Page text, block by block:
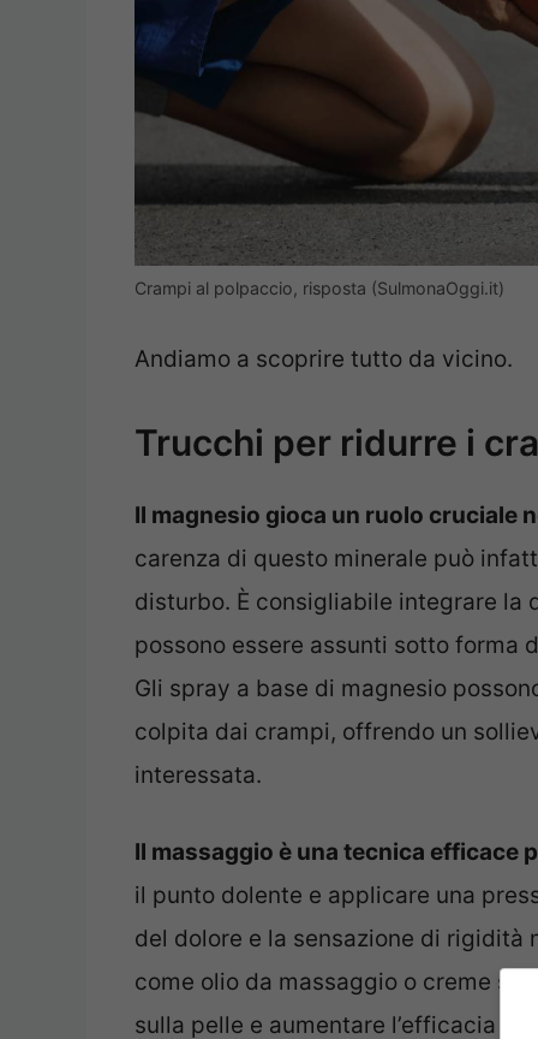
Crampi al polpaccio, risposta (SulmonaOggi.it)
Andiamo a scoprire tutto da vicino.
Trucchi per ridurre i
Il magnesio gioca un ruolo cruciale
carenza di questo minerale può
disturbo. È consigliabile integrare la
possono essere assunti sotto forma
Gli spray a base di magnesio
colpita dai crampi, offrendo un
interessata.
Il massaggio è una tecnica efficace
il punto dolente e applicare una
del dolore e la sensazione di rigidità
come olio da massaggio o creme
sulla pelle e aumentare l’efficacia del